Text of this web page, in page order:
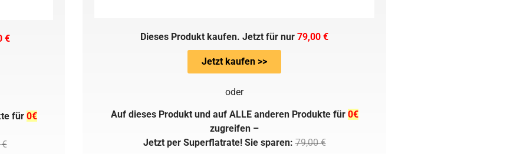
€
für 0€
€
Dieses Produkt kaufen. Jetzt für nur 79,00 €
Jetzt kaufen >>
oder
Auf dieses Produkt und auf ALLE anderen Produkte für 0€
zugreifen –
Jetzt per Superflatrate! Sie sparen: 79,00 €